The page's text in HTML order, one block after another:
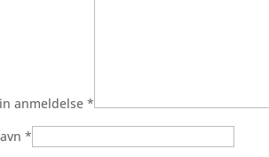
anmeldelse*
*